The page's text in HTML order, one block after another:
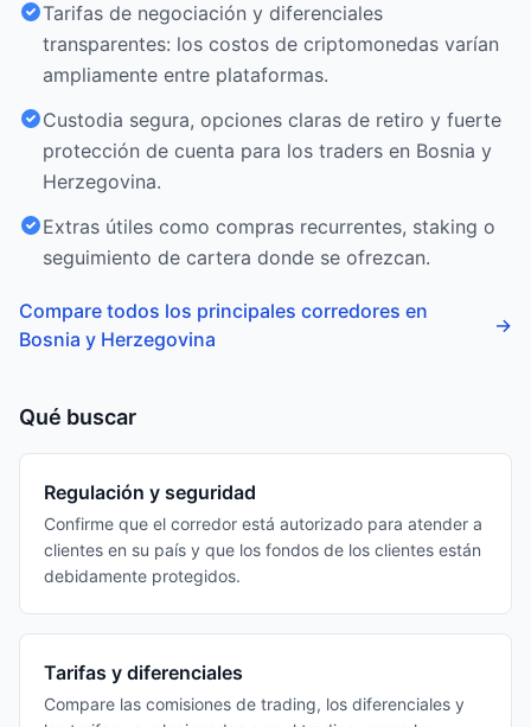
Tarifas de negociación y diferenciales
transparentes: los costos de criptomonedas varían
ampliamente entre plataformas.
Custodia segura, opciones claras de retiro y fuerte
protección de cuenta para los traders en Bosnia y
Herzegovina.
Extras útiles como compras recurrentes, staking o
seguimiento de cartera donde se ofrezcan.
Compare todos los principales corredores en
Bosnia y Herzegovina
→
Qué buscar
Regulación y seguridad
Confirme que el corredor está autorizado para atender a
clientes en su país y que los fondos de los clientes están
debidamente protegidos.
Tarifas y diferenciales
Compare las comisiones de trading, los diferenciales y